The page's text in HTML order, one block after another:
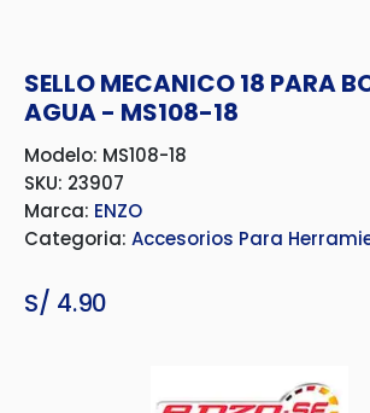
SELLO MECANICO 18 PARA
AGUA - MS108-18
Modelo: MS108-18
SKU: 23907
Marca: ENZO
Categoria: Accesorios Para
S/ 4.90